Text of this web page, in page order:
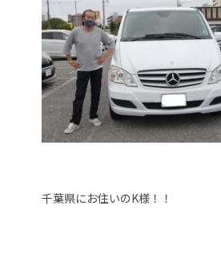
千葉県にお住いのK様！！